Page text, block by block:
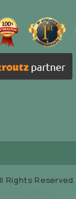
Rights Reserved.